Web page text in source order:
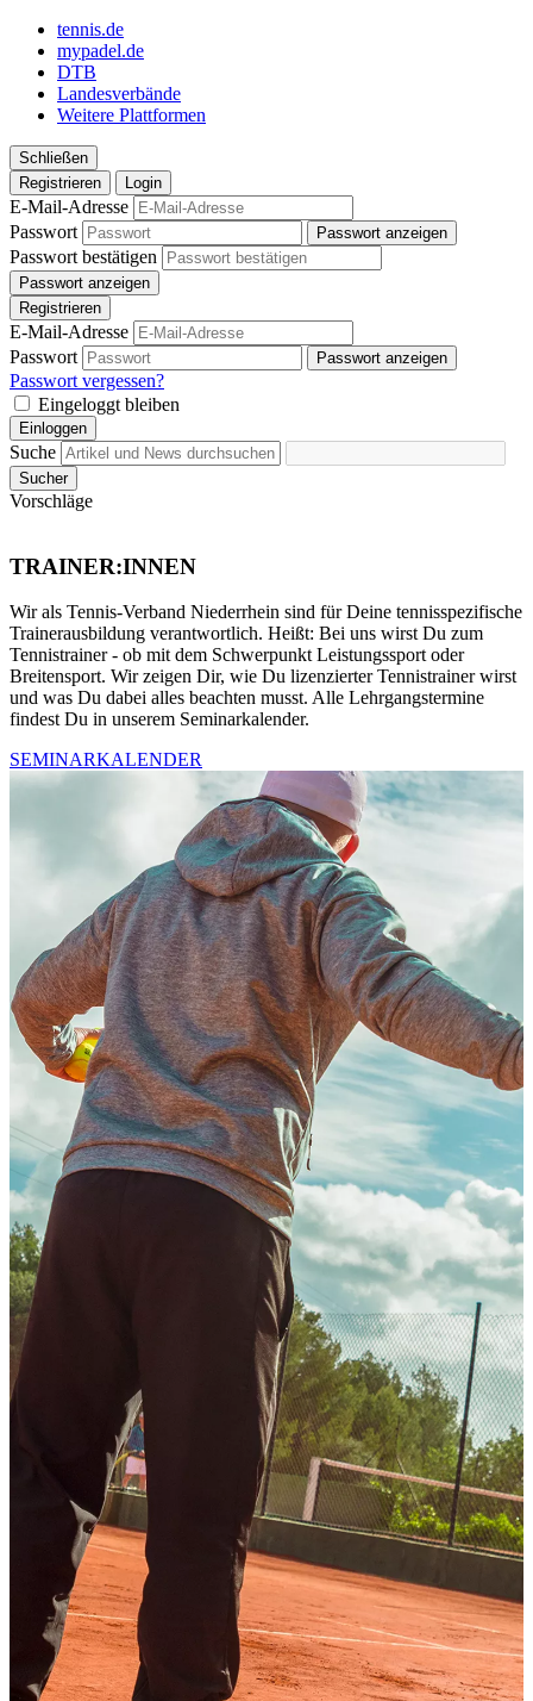
tennis.de
mypadel.de
DTB
Landesverbände
Weitere Plattformen
Schließen
Registrieren
Login
E-Mail-Adresse
Passwort
Passwort anzeigen
Passwort bestätigen
Passwort anzeigen
Registrieren
E-Mail-Adresse
Passwort
Passwort anzeigen
Passwort vergessen?
Eingeloggt bleiben
Einloggen
Suche
Sucher
Vorschläge
TRAINER:INNEN
Wir als Tennis-Verband Niederrhein sind für Deine tennisspezifische
Trainerausbildung verantwortlich. Heißt: Bei uns wirst Du zum
Tennistrainer - ob mit dem Schwerpunkt Leistungssport oder
Breitensport. Wir zeigen Dir, wie Du lizenzierter Tennistrainer wirst
und was Du dabei alles beachten musst. Alle Lehrgangstermine
findest Du in unserem Seminarkalender.
SEMINARKALENDER